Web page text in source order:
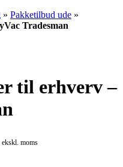
» Pakketilbud ude »
Tradesman
til erhverv –
ekskl. moms